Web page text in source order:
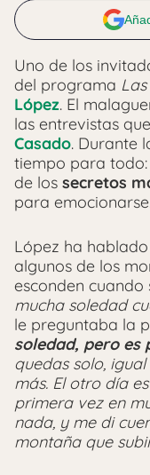
Uno de los
del programa
López. El
las entrevistas
Casado. Durante
tiempo para
de los secretos
para
López ha
algunos de los
esconden cuando
mucha soledad
le preguntaba la
soledad, pero es
quedas solo,
más. El otro día
primera vez en
nada, y me di
montaña que